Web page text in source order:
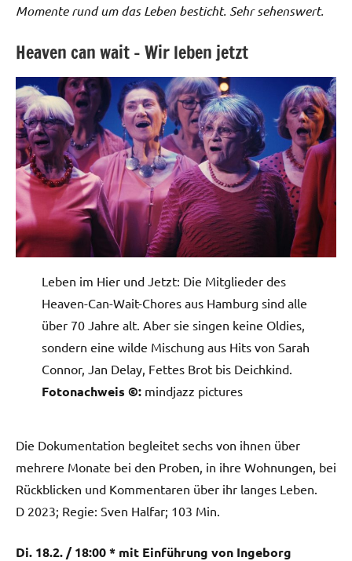
Momente rund um das Leben besticht. Sehr sehenswert.
Heaven can wait – Wir leben jetzt
Leben im Hier und Jetzt: Die Mitglieder des
Heaven-Can-Wait-Chores aus Hamburg sind alle
über 70 Jahre alt. Aber sie singen keine Oldies,
sondern eine wilde Mischung aus Hits von Sarah
Connor, Jan Delay, Fettes Brot bis Deichkind.
Fotonachweis ©:mindjazz pictures
Die Dokumentation begleitet sechs von ihnen über
mehrere Monate bei den Proben, in ihre Wohnungen, bei
Rückblicken und Kommentaren über ihr langes Leben.
D 2023; Regie: Sven Halfar; 103 Min.
Di. 18.2. / 18:00 * mit Einführung von Ingeborg